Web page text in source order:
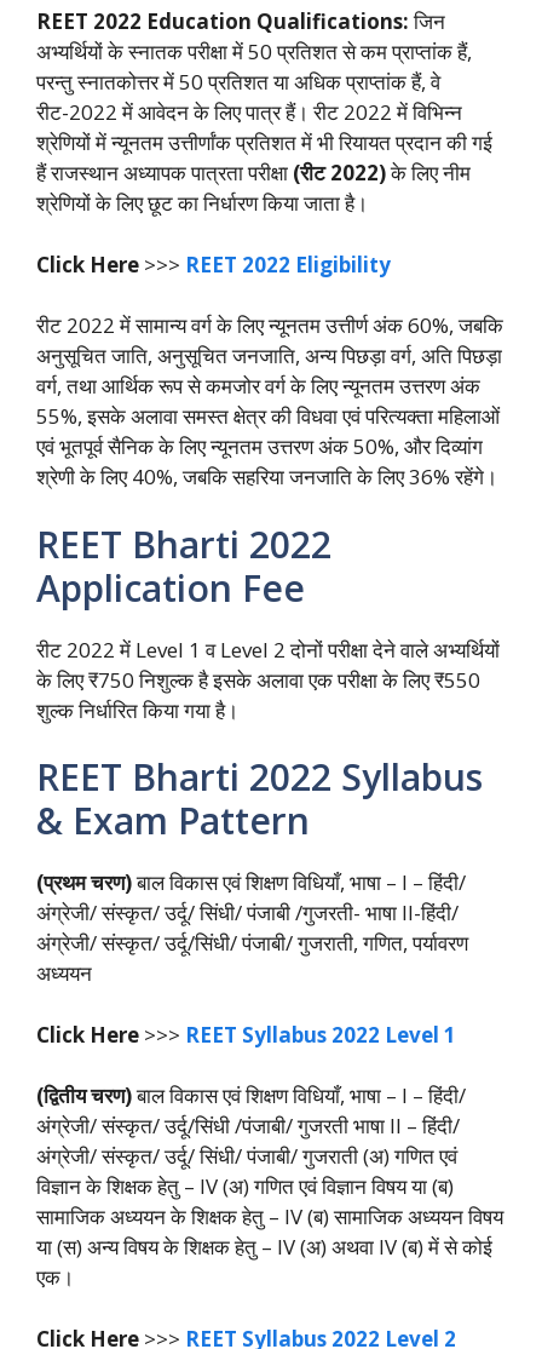
REET 2022 Education Qualifications:जिन
अभ्यर्थियों के स्नातक परीक्षा में 50 प्रतिशत से कम प्राप्तांक हैं,
परन्तु स्नातकोत्तर में 50 प्रतिशत या अधिक प्राप्तांक हैं, वे
रीट-2022 में आवेदन के लिए पात्र हैं। रीट 2022 में विभिन्न
श्रेणियों में न्यूनतम उत्तीर्णांक प्रतिशत में भी रियायत प्रदान की गई
हैं राजस्थान अध्यापक पात्रता परीक्षा (रीट 2022)के लिए नीम
श्रेणियों के लिए छूट का निर्धारण किया जाता है।
Click Here >>> REET 2022 Eligibility
रीट 2022 में सामान्य वर्ग के लिए न्यूनतम उत्तीर्ण अंक 60%, जबकि
अनुसूचित जाति, अनुसूचित जनजाति, अन्य पिछड़ा वर्ग, अति पिछड़ा
वर्ग, तथा आर्थिक रूप से कमजोर वर्ग के लिए न्यूनतम उत्तरण अंक
55%, इसके अलावा समस्त क्षेत्र की विधवा एवं परित्यक्ता महिलाओं
एवं भूतपूर्व सैनिक के लिए न्यूनतम उत्तरण अंक 50%, और दिव्यांग
श्रेणी के लिए 40%, जबकि सहरिया जनजाति के लिए 36% रहेंगे।
REET Bharti 2022
Application Fee
रीट 2022 में Level 1 व Level 2 दोनों परीक्षा देने वाले अभ्यर्थियों
के लिए ₹750 निशुल्क है इसके अलावा एक परीक्षा के लिए ₹550
शुल्क निर्धारित किया गया है।
REET Bharti 2022 Syllabus
& Exam Pattern
(प्रथम चरण)बाल विकास एवं शिक्षण विधियाँ, भाषा – I – हिंदी/
अंग्रेजी/ संस्कृत/ उर्दू/ सिंधी/ पंजाबी /गुजरती- भाषा II-हिंदी/
अंग्रेजी/ संस्कृत/ उर्दू/सिंधी/ पंजाबी/ गुजराती, गणित, पर्यावरण
अध्ययन
Click Here >>> REET Syllabus 2022 Level 1
(द्वितीय चरण)बाल विकास एवं शिक्षण विधियाँ, भाषा – I – हिंदी/
अंग्रेजी/ संस्कृत/ उर्दू/सिंधी /पंजाबी/ गुजरती भाषा II – हिंदी/
अंग्रेजी/ संस्कृत/ उर्दू/ सिंधी/ पंजाबी/ गुजराती (अ) गणित एवं
विज्ञान के शिक्षक हेतु – IV (अ) गणित एवं विज्ञान विषय या (ब)
सामाजिक अध्ययन के शिक्षक हेतु – IV (ब) सामाजिक अध्ययन विषय
या (स) अन्य विषय के शिक्षक हेतु – IV (अ) अथवा IV (ब) में से कोई
एक।
Click Here >>> REET Syllabus 2022 Level 2